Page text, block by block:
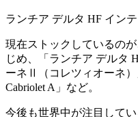
ランチア デルタ HF イン
現在ストックしているの
じめ、「ランチア デルタ
ーネⅡ（コレツィオーネ）
Cabriolet A」など。
今後も世界中が注目して